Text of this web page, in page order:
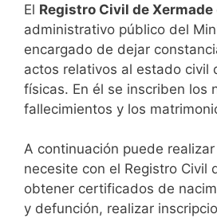
El Registro Civil de Xermade
administrativo público del
encargado de dejar
actos relativos al estado civil
físicas. En él se inscriben los
fallecimientos y los
A continuación puede
necesite con el Registro Civil
obtener certificados de
y defunción, realizar